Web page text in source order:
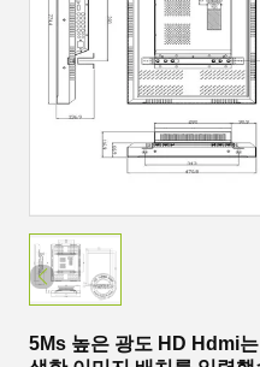
5Ms 높은 광도 HD Hdmi